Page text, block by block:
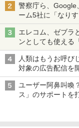
警察庁ら、Google
ーム5社に「なり
真や映像を使った
エレコム、ゼブラ
ンとしても使える
も、持ち替えずに
人類はもうお呼び
対象の広告配信を
ユーザー阿鼻叫喚
ス」のサポートを